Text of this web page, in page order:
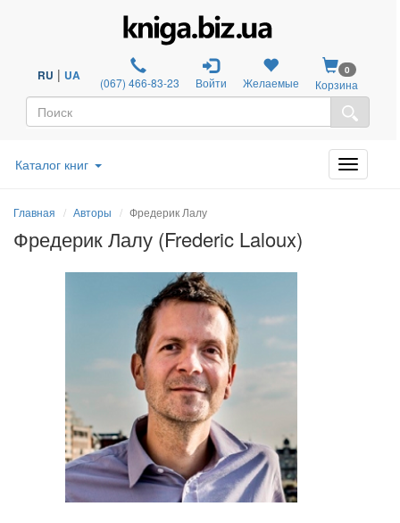
RU | UA (067) 466-83-23 Войти Желаемые
0
Корзина
Каталог книг
Главная Авторы Фредерик Лалу
Фредерик Лалу (Frederic Laloux)